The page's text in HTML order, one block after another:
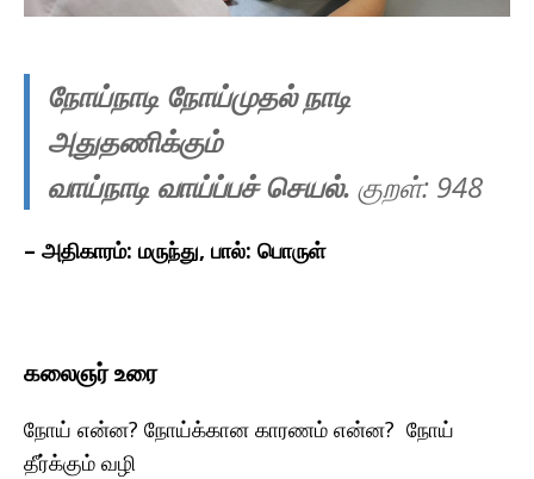
நோய்நாடி நோய்முதல் நாடி
அதுதணிக்கும்
வாய்நாடி வாய்ப்பச் செயல். குறள்: 948
– அதிகாரம்: மருந்து, பால்: பொருள்
கலைஞர் உரை
நோய் என்ன? நோய்க்கான காரணம் என்ன? நோய்
தீர்க்கும் வழி